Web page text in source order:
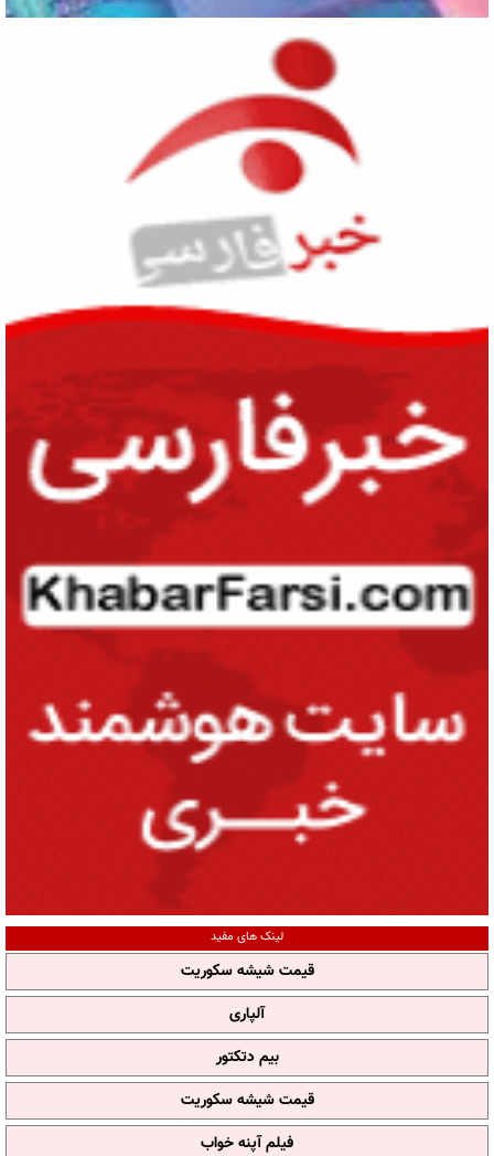
لینک های مفید
قیمت شیشه سکوریت
آلپاری
بیم دتکتور
قیمت شیشه سکوریت
فیلم آپنه خواب